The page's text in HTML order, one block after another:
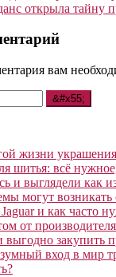
открыла тайну
вам
жизни
шитья: всё
и выглядели как
могут возникать
и как часто
от
выгодно закупить
вход в мир